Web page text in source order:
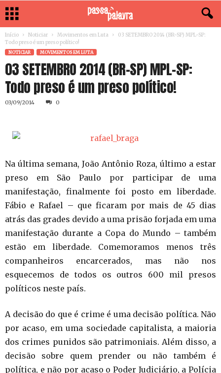
Início Noticiar Movimentos em Luta
03 SETEMBRO 2014 (BR-SP) MPL-SP:
Todo preso é um preso político!
NOTICIAR MOVIMENTOS EM LUTA
03 SETEMBRO 2014 (BR-SP) MPL-SP:
Todo preso é um preso político!
03/09/2014 0
Na última semana, João Antônio Roza, último a estar
preso em São Paulo por participar de uma
manifestação, finalmente foi posto em liberdade.
Fábio e Rafael – que ficaram por mais de 45 dias
atrás das grades devido a uma prisão forjada em uma
manifestação durante a Copa do Mundo – também
estão em liberdade. Comemoramos menos três
companheiros encarcerados, mas não nos
esquecemos de todos os outros 600 mil presos
políticos neste país.
A decisão do que é crime é uma decisão política. Não
por acaso, em uma sociedade capitalista, a maioria
dos crimes punidos são patrimoniais. Além disso, a
decisão sobre quem prender ou não também é
política, e não por acaso o Poder Judiciário, a Polícia